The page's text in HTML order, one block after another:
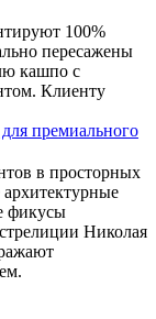
100%
пересажены
кашпо с
Клиенту
премиального
в просторных
фикусы
Николая